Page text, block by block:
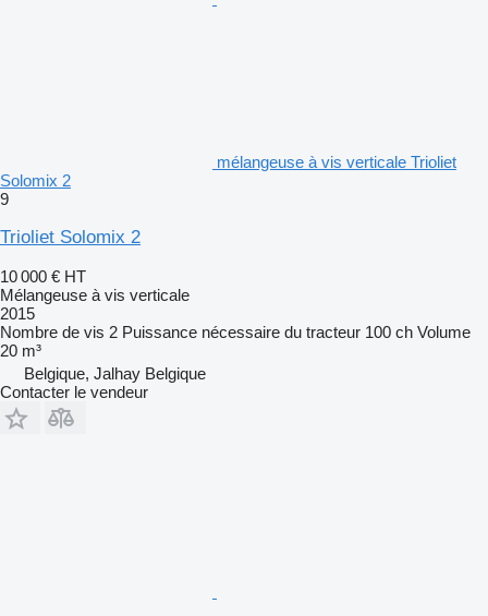
mélangeuse à vis verticale Trioliet
Solomix 2
9
Trioliet Solomix 2
10 000 € HT
Mélangeuse à vis verticale
2015
Nombre de vis 2 Puissance nécessaire du tracteur 100 ch Volume
20 m³
Belgique, Jalhay Belgique
Contacter le vendeur